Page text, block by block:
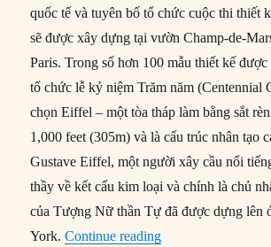
quốc tế và tuyên bố tổ chức cuộc thi thiết
sẽ được xây dựng tại vườn Champ-de-
Paris. Trong số hơn 100 mẫu thiết kế
tổ chức lễ kỷ niệm Trăm năm (Centennial
chọn Eiffel – một tòa tháp làm bằng sắt
1,000 feet (305m) và là cấu trúc nhân tạo
Gustave Eiffel, một người xây cầu nổi
thầy về kết cấu kim loại và chính là chủ
của Tượng Nữ thần Tự đã được dựng lên
York.Continue reading“31/03/1889: